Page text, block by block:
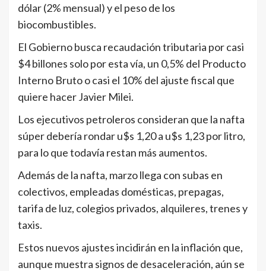
dólar (2% mensual) y el peso de los
biocombustibles.
El Gobierno busca recaudación tributaria por casi
$4 billones solo por esta vía, un 0,5% del Producto
Interno Bruto o casi el 10% del ajuste fiscal que
quiere hacer Javier Milei.
Los ejecutivos petroleros consideran que la nafta
súper debería rondar u$s 1,20 a u$s 1,23 por litro,
para lo que todavía restan más aumentos.
Además de la nafta, marzo llega con subas en
colectivos, empleadas domésticas, prepagas,
tarifa de luz, colegios privados, alquileres, trenes y
taxis.
Estos nuevos ajustes incidirán en la inflación que,
aunque muestra signos de desaceleración, aún se